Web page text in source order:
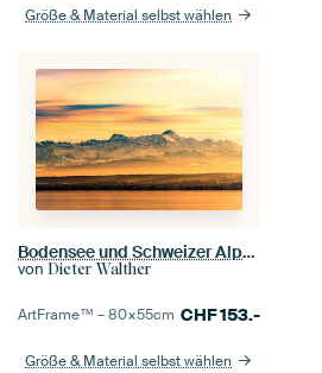
Größe & Material selbst wählen
Bodensee und Schweizer Alpen im Herbst
von Dieter Walther
ArtFrame™ –80×55cm CHF153.-
Größe & Material selbst wählen